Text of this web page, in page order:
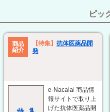
ピッ
商品
紹介
【特集】 抗体医薬品開
発
e-Nacalai 商品情
報サイトで取り上
げた抗体医薬品開